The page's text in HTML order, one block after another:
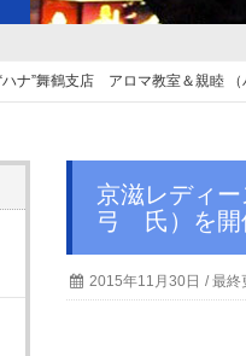
ハナ”舞鶴支店 アロマ教室＆親睦
京滋レディース“ハナ”舞鶴支店 アロマ教室＆親睦 （ハラペコカレー 講師：金浦 真
弓 氏）を開
2015年11月30日 / 最終